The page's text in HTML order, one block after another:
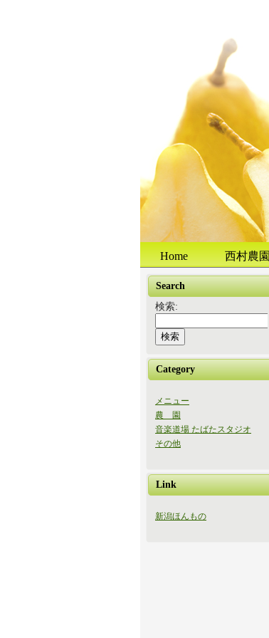
Home 西村農園
Search
検索:
Category
メニュー
農 園
音楽道場 たばたスタジオ
その他
Link
新潟ほんもの